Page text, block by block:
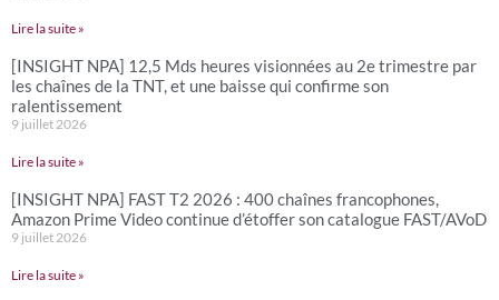
Lire la suite »
[INSIGHT NPA] 12,5 Mds heures visionnées au 2e trimestre par
les chaînes de la TNT, et une baisse qui confirme son
ralentissement
9 juillet 2026
Lire la suite »
[INSIGHT NPA] FAST T2 2026 : 400 chaînes francophones,
Amazon Prime Video continue d’étoffer son catalogue FAST/AVoD
9 juillet 2026
Lire la suite »